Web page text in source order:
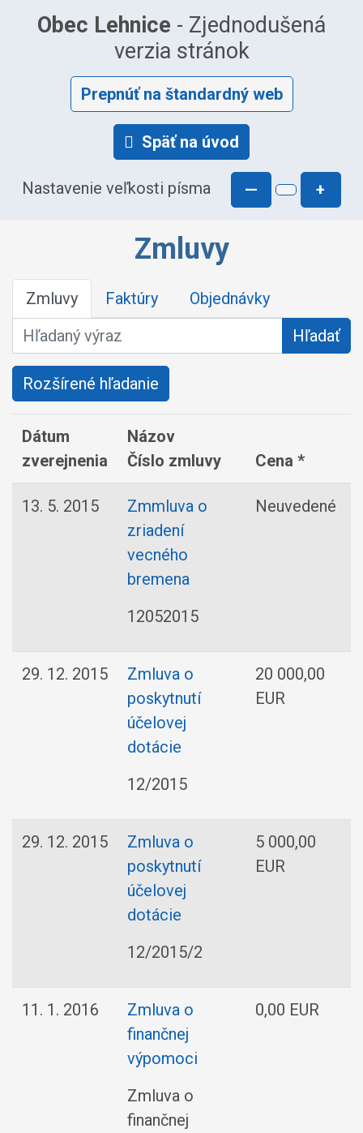
Obec Lehnice - Zjednodušená
verzia stránok
Prepnúť na štandardný web
Späť na úvod
Nastavenie veľkosti písma — +
Zmluvy
Zmluvy Faktúry
Objednávky
Hľadaný výraz
Hľadať
Rozšírené hľadanie
Dátum
zverejnenia
Názov
Číslo zmluvy
Cena *
13. 5. 2015
Zmmluva o
zriadení
vecného
bremena
12052015
Neuvedené
29. 12. 2015
Zmluva o
poskytnutí
účelovej
dotácie
12/2015
20 000,00
EUR
29. 12. 2015
Zmluva o
poskytnutí
účelovej
dotácie
12/2015/2
5 000,00
EUR
11. 1. 2016
Zmluva o
finančnej
výpomoci
Zmluva o
finančnej
0,00 EUR